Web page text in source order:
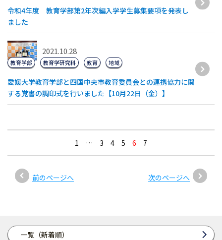
一覧（新着順）
令和4年度 教育学部第2年次編入学学生募集要項を発表し
ました
2021.10.28
愛媛大学教育学部と四国中央市教育委員会との連携協力に関
する覚書の調印式を行いました【10月22日（金）】
教育学部 教育学研究科 教育 地域
1
前のページへ
… 3 4 5 6 7
次のページへ